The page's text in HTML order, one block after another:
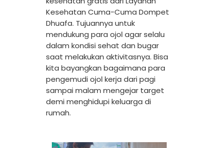
Kesehatan Cuma-Cuma Dompet
Dhuafa. Tujuannya untuk
mendukung para ojol agar selalu
dalam kondisi sehat dan bugar
saat melakukan aktivitasnya. Bisa
kita bayangkan bagaimana para
pengemudi ojol kerja dari pagi
sampai malam mengejar target
demi menghidupi keluarga di
rumah.